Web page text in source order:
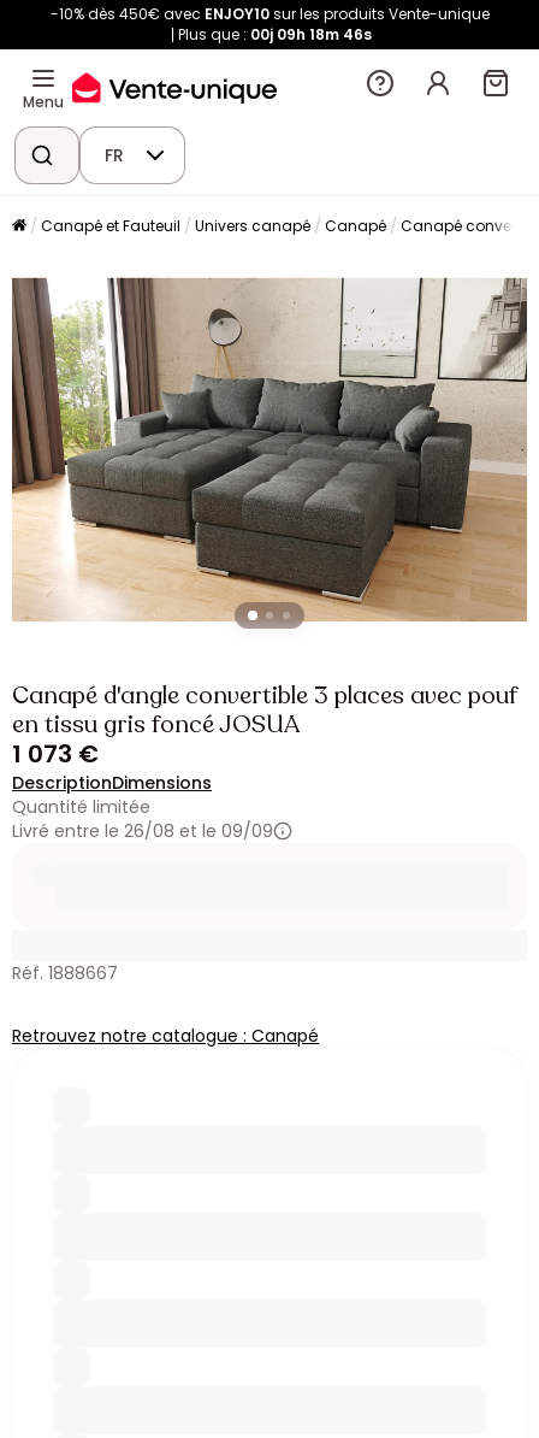
-10% dès 450€ avec ENJOY10sur les produits Vente-unique
Plus que : 00j 09h 18m 46s
Menu
FR
Canapé et Fauteuil Univers canapé Canapé Canapé
Canapé d'angle convertible 3 places avec pouf
en tissu gris foncé JOSUA
1 073 €
DescriptionDimensions
Quantité limitée
Livré entre le 26/08 et le 09/09
Réf. 1888667
Retrouvez notre catalogue : Canapé